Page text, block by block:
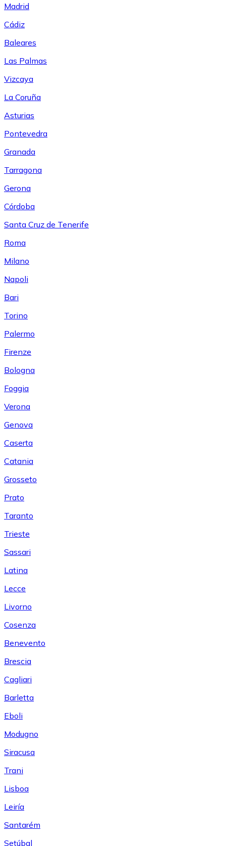
Madrid
Cádiz
Baleares
Las Palmas
Vizcaya
La Coruña
Asturias
Pontevedra
Granada
Tarragona
Gerona
Córdoba
Santa Cruz de Tenerife
Roma
Milano
Napoli
Bari
Torino
Palermo
Firenze
Bologna
Foggia
Verona
Genova
Caserta
Catania
Grosseto
Prato
Taranto
Trieste
Sassari
Latina
Lecce
Livorno
Cosenza
Benevento
Brescia
Cagliari
Barletta
Eboli
Modugno
Siracusa
Trani
Lisboa
Leiría
Santarém
Setúbal